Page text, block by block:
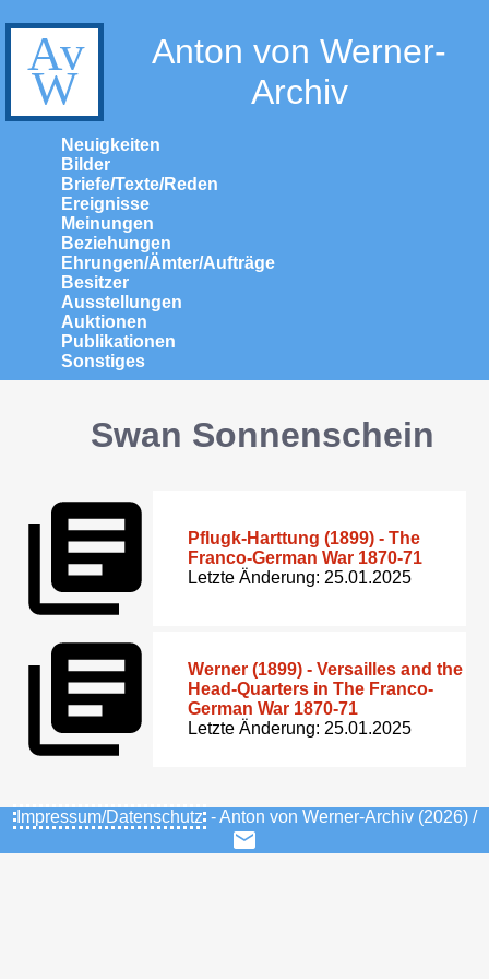
Anton von Werner-
Archiv
Neuigkeiten
Bilder
Briefe/Texte/Reden
Ereignisse
Meinungen
Beziehungen
Ehrungen/Ämter/Aufträge
Besitzer
Ausstellungen
Auktionen
Publikationen
Sonstiges
Swan Sonnenschein
Pflugk-Harttung (1899) - The
Franco-German War 1870-71
Letzte Änderung: 25.01.2025
Werner (1899) - Versailles and the
Head-Quarters in The Franco-
German War 1870-71
Letzte Änderung: 25.01.2025
Impressum/Datenschutz - Anton von Werner-Archiv (2026) /